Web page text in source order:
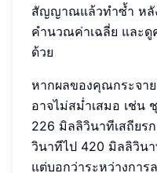
สัญญาณแล้วทำซ้ำ หลั
คำนวณค่าเฉลี่ย และ
ด้วย
หากผลของคุณกระจา
อาจไม่สม่ำเสมอ เช่น
226 มิลลิวินาทีเสถียร
วินาทีไป 420 มิลลิวิน
แต่บอกว่าระหว่างการ